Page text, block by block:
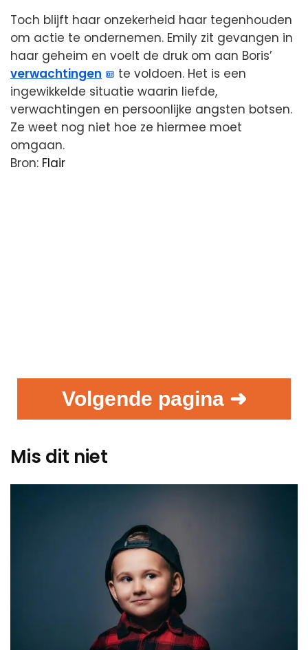
Toch blijft haar onzekerheid haar tegenhouden
om actie te ondernemen. Emily zit gevangen in
haar geheim en voelt de druk om aan Boris’
verwachtingen
te voldoen. Het is een
ingewikkelde situatie waarin liefde,
verwachtingen en persoonlijke angsten botsen.
Ze weet nog niet hoe ze hiermee moet
omgaan.
Bron: Flair
Volgende pagina ➜
Mis dit niet